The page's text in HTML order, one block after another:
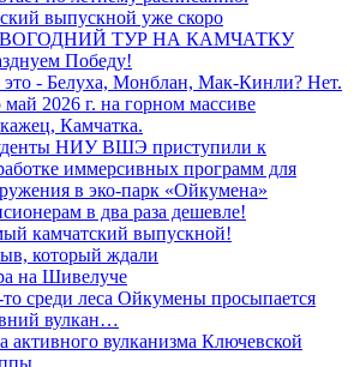
выпускной уже скоро
ТУР НА КАМЧАТКУ
Победу!
это - Белуха, Монблан, Мак-Кинли? Нет.
май 2026 г. на горном массиве
Камчатка.
НИУ ВШЭ приступили к
иммерсивных программ для
в эко-парк «Ойкумена»
в два раза дешевле!
камчатский выпускной!
который ждали
на Шивелуче
то среди леса Ойкумены просыпается
вулкан…
активного вулканизма Ключевской